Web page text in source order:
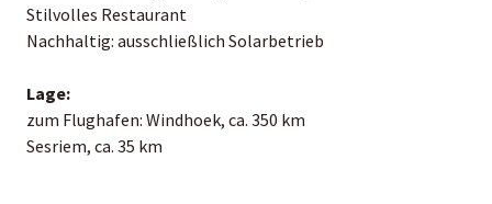
Stilvolles Restaurant
Nachhaltig: ausschließlich Solarbetrieb
Lage:
zum Flughafen: Windhoek, ca. 350 km
Sesriem, ca. 35 km